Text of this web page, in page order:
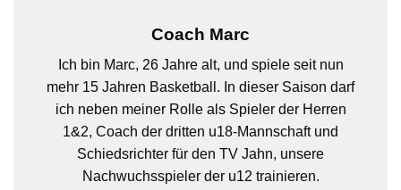
Coach Marc
Ich bin Marc, 26 Jahre alt, und spiele seit nun
mehr 15 Jahren Basketball. In dieser Saison darf
ich neben meiner Rolle als Spieler der Herren
1&2, Coach der dritten u18-Mannschaft und
Schiedsrichter für den TV Jahn, unsere
Nachwuchsspieler der u12 trainieren.